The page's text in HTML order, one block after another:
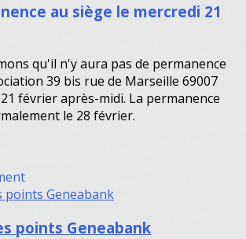
au siège le mercredi 21
qu'il n'y aura pas de permanence
39 bis rue de Marseille 69007
février après-midi. La permanence
le 28 février.
points Geneabank